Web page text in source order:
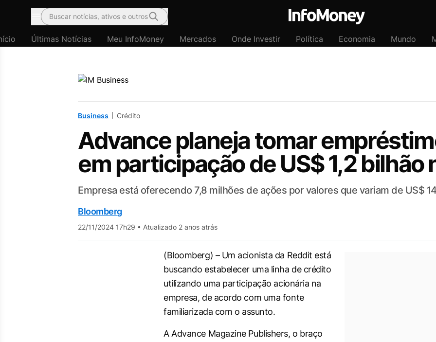
Menu
Buscar notícias, ativos e outros
Últimas Notícias Meu InfoMoney Mercados Onde Investir Política Economia Mundo
Business Crédito
Advance planeja tomar
em participação de US$ 1,2 bilhão
Empresa está oferecendo 7,8 milhões de ações por valores que variam de US$
Bloomberg
22/11/2024 17h29 • Atualizado 2 anos atrás
(Bloomberg) – Um acionista da Reddit está
buscando estabelecer uma linha de crédito
utilizando uma participação acionária na
empresa, de acordo com uma fonte
familiarizada com o assunto.
A Advance Magazine Publishers, o braço